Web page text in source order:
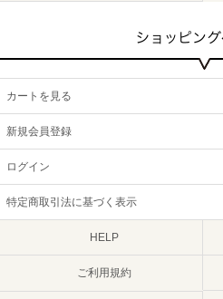
カートを見る
新規会員登録
ログイン
特定商取引法に基づく表示
HELP
ご利用規約